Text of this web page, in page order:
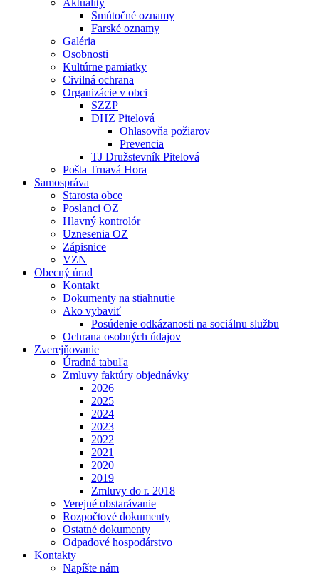
Aktuality
Smútočné oznamy
Farské oznamy
Galéria
Osobnosti
Kultúrne pamiatky
Civilná ochrana
Organizácie v obci
SZZP
DHZ Pitelová
Ohlasovňa požiarov
Prevencia
TJ Družstevník Pitelová
Pošta Trnavá Hora
Samospráva
Starosta obce
Poslanci OZ
Hlavný kontrolór
Uznesenia OZ
Zápisnice
VZN
Obecný úrad
Kontakt
Dokumenty na stiahnutie
Ako vybaviť
Posúdenie odkázanosti na sociálnu službu
Ochrana osobných údajov
Zverejňovanie
Úradná tabuľa
Zmluvy faktúry objednávky
2026
2025
2024
2023
2022
2021
2020
2019
Zmluvy do r. 2018
Verejné obstarávanie
Rozpočtové dokumenty
Ostatné dokumenty
Odpadové hospodárstvo
Kontakty
Napíšte nám